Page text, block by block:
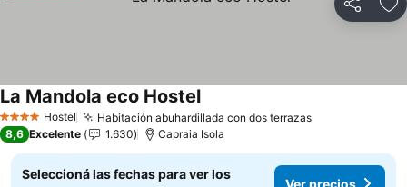
Compartir
4 EstrellasHostel Habitación abuhardillada con dos terrazasVer precios
La Mandola eco HostelVer precios
8,6 Excelente 1.630 Capraia Isola
Seleccioná las fechas para ver los
Ver precios